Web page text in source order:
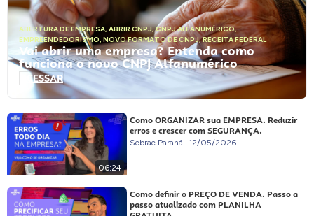
ABERTURA DE EMPRESA, ABRIR CNPJ,CNPJ ALFANUMÉRICO,
EMPREENDEDORISMO, NOVO FORMATO DE CNPJ,RECEITA FEDERAL
Vai abrir uma empresa? Entenda como
funciona o novo CNPJ Alfanumérico
ACESSAR
06:24
Como ORGANIZAR sua EMPRESA. Reduzir
erros e crescer com SEGURANÇA.
Sebrae Paraná 12/05/2026
Como definir o PREÇO DE VENDA. Passo a
passo atualizado com PLANILHA